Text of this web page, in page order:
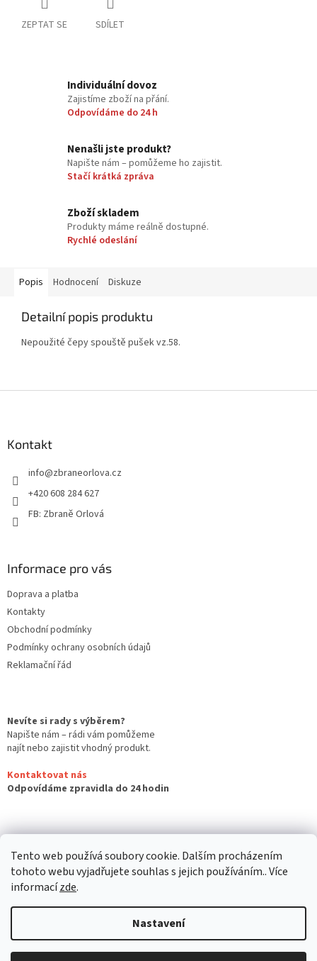
Tento web používá soubory cookie. Dalším procházením
tohoto webu vyjadřujete souhlas s jejich používáním.. Více
informacízde.
Nastavení
ZEPTAT SE SDÍLET
Individuální dovoz
Zajistíme zboží na přání.
Odpovídáme do 24 h
Nenašli jste produkt?
Napište nám – pomůžeme ho zajistit.
Stačí krátká zpráva
Zboží skladem
Produkty máme reálně dostupné.
Rychlé odeslání
Popis Hodnocení Diskuze
Detailní popis produktu
Nepoužité čepy spouště pušek vz.58.
Kontakt
info@zbraneorlova.cz
+420 608 284 627
FB: Zbraně Orlová
Informace pro vás
Doprava a platba
Kontakty
Obchodní podmínky
Podmínky ochrany osobních údajů
Reklamační řád
Nevíte si rady s výběrem?
Napište nám – rádi vám pomůžeme
najít nebo zajistit vhodný produkt.
Kontaktovat nás
Odpovídáme zpravidla do 24 hodin
Vytvořil Shoptet